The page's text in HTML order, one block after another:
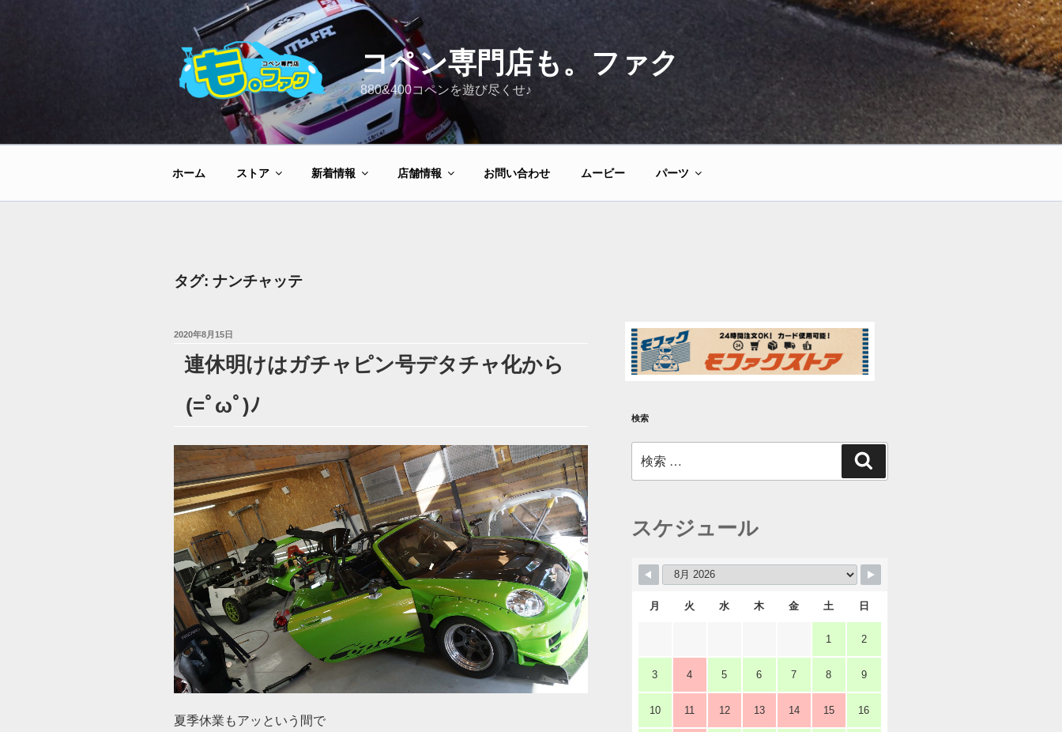
キ
コペン専門店も。ファク
880&400コペンを遊び尽くせ♪
ホーム ストア 新着情報 店舗情報 お問い合わせ ムービー パーツ
タグ: ナンチャッテ
投
日:
2020年8月15日
連休明けはガチャピン号デタチャ化から
(=ﾟωﾟ)ﾉ
夏季休業もアッという間で
検索
索:
索
スケジュール
月 火 水 木 金 土 日
1 2
3 4 5 6 7 8 9
10 11 12 13 14 15 16